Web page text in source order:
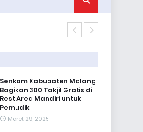
Senkom Kabupaten Malang
Bagikan 300 Takjil Gratis di
Rest Area Mandiri untuk
Pemudik
Maret 29, 2025